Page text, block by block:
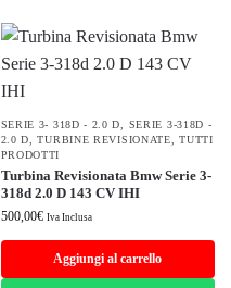
SERIE 3- 318D - 2.0 D
SERIE 3-318D -
2.0 D ,TURBINE REVISIONATE ,TUTTI
PRODOTTI
Turbina Revisionata Bmw Serie 3-
318d 2.0 D 143 CV IHI
500,00€ Iva Inclusa
Aggiungi al carrello